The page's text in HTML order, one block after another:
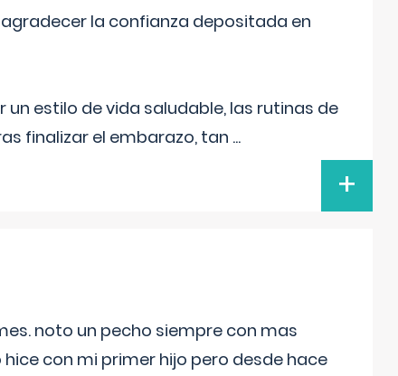
la confianza depositada en
estilo de vida saludable, las rutinas de
finalizar el embarazo, tan ...
+
noto un pecho siempre con mas
con mi primer hijo pero desde hace